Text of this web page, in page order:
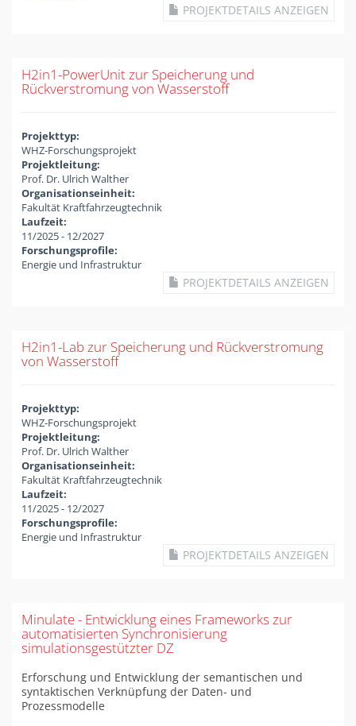
PROJEKTDETAILS ANZEIGEN
H2in1-PowerUnit zur Speicherung und
Rückverstromung von Wasserstoff
Projekttyp:
WHZ-Forschungsprojekt
Projektleitung:
Prof. Dr. Ulrich Walther
Organisationseinheit:
Fakultät Kraftfahrzeugtechnik
Laufzeit:
11/2025- 12/2027
Forschungsprofile:
Energie und Infrastruktur
PROJEKTDETAILS ANZEIGEN
H2in1-Lab zur Speicherung und Rückverstromung
von Wasserstoff
Projekttyp:
WHZ-Forschungsprojekt
Projektleitung:
Prof. Dr. Ulrich Walther
Organisationseinheit:
Fakultät Kraftfahrzeugtechnik
Laufzeit:
11/2025- 12/2027
Forschungsprofile:
Energie und Infrastruktur
PROJEKTDETAILS ANZEIGEN
Minulate - Entwicklung eines Frameworks zur
automatisierten Synchronisierung
simulationsgestützter DZ
Erforschung und Entwicklung der semantischen und
syntaktischen Verknüpfung der Daten- und
Prozessmodelle